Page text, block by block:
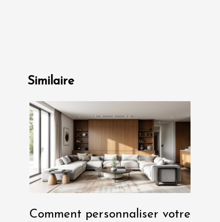
Similaire
Comment personnaliser votre